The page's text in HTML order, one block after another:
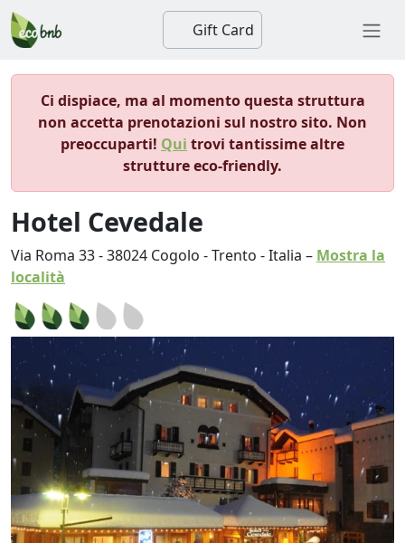
Gift Card
Ci dispiace, ma al momento questa struttura
non accetta prenotazioni sul nostro sito. Non
preoccuparti! Qui trovi tantissime altre
strutture eco-friendly.
Hotel Cevedale
Via Roma 33-38024 Cogolo -Trento -Italia – Mostra la
località